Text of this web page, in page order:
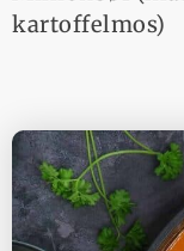
kartoffelmos)